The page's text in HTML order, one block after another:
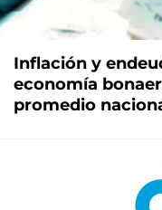
Inflación y
economía
promedio